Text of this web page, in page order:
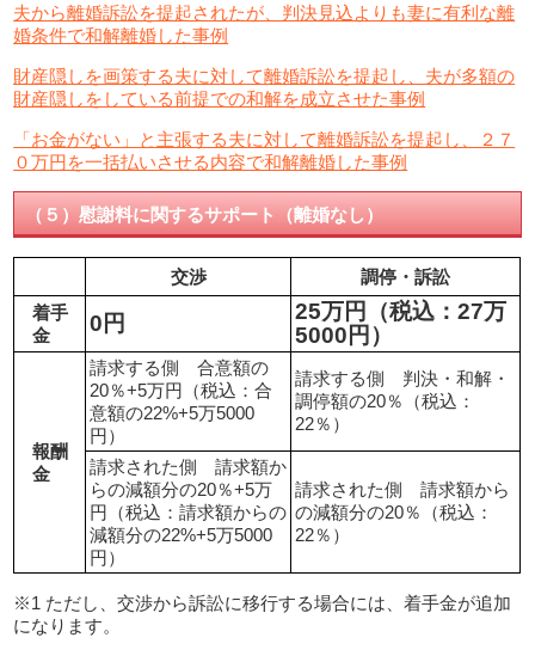
夫から離婚訴訟を提起されたが、判決見込よりも妻に有利な離
婚条件で和解離婚した事例
財産隠しを画策する夫に対して離婚訴訟を提起し、夫が多額の
財産隠しをしている前提での和解を成立させた事例
「お金がない」と主張する夫に対して離婚訴訟を提起し、２７
０万円を一括払いさせる内容で和解離婚した事例
（５）慰謝料に関するサポート（離婚なし）
交渉
調停・訴訟
着手
金
0円
25万円（税込：27万
5000円）
報酬
金
請求する側 合意額の
20％+5万円（税込：合
意額の22%+5万5000
円）
請求する側 判決・和解・
調停額の20％（税込：
22％）
請求された側 請求額か
らの減額分の20％+5万
円（税込：請求額からの
減額分の22%+5万5000
円）
請求された側 請求額から
の減額分の20％（税込：
22％）
※1 ただし、交渉から訴訟に移行する場合には、着手金が追加
になります。